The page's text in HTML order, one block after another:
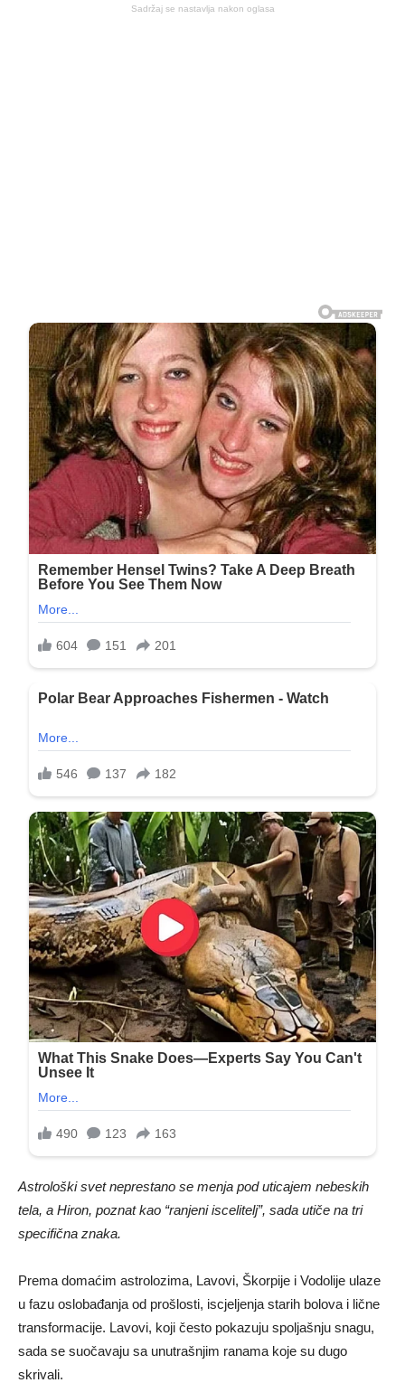
Sadržaj se nastavlja nakon oglasa
Astrološki svet neprestano se menja pod uticajem nebeskih
tela, a Hiron, poznat kao “ranjeni iscelitelj”, sada utiče na tri
specifična znaka.
Prema domaćim astrolozima, Lavovi, Škorpije i Vodolije ulaze
u fazu oslobađanja od prošlosti, iscjeljenja starih bolova i lične
transformacije. Lavovi, koji često pokazuju spoljašnju snagu,
sada se suočavaju sa unutrašnjim ranama koje su dugo
skrivali.